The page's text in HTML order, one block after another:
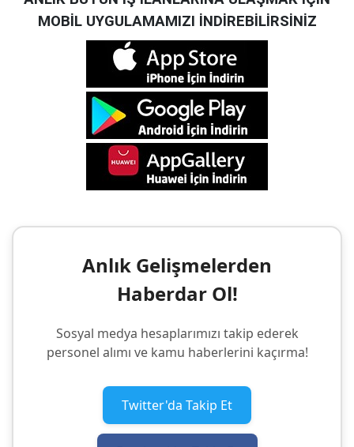
MOBİL UYGULAMAMIZI İNDİREBİLİRSİNİZ
Anlık Gelişmelerden
Haberdar Ol!
Sosyal medya hesaplarımızı takip ederek
personel alımı ve kamu haberlerini kaçırma!
Twitter'da Takip Et